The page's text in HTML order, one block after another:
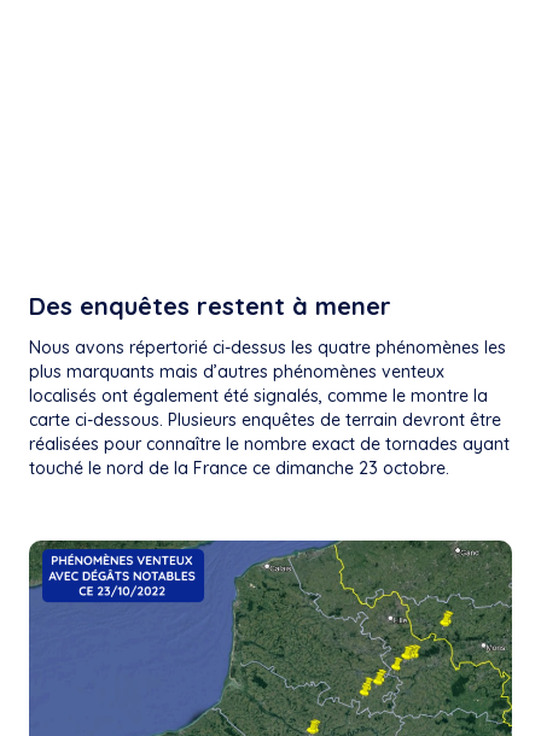
Des enquêtes restent à mener
Nous avons répertorié ci-dessus les quatre phénomènes les
plus marquants mais d’autres phénomènes venteux
localisés ont également été signalés, comme le montre la
carte ci-dessous. Plusieurs enquêtes de terrain devront être
réalisées pour connaître le nombre exact de tornades ayant
touché le nord de la France ce dimanche 23 octobre.